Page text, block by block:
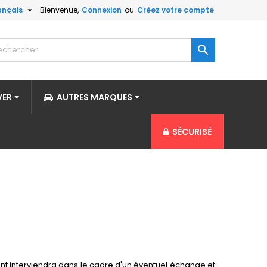
Bienvenue, Connexion ou Créez votre compte


AUTRES MARQUES
SÉCURISÉ